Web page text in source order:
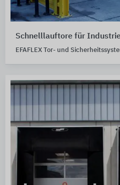
Schnelllauftore für
EFAFLEX Tor- und